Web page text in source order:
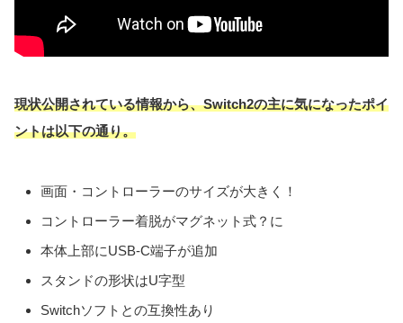
現状公開されている情報から、Switch2の主に気になったポイ
ントは以下の通り。
画面・コントローラーのサイズが大きく！
コントローラー着脱がマグネット式？に
本体上部にUSB-C端子が追加
スタンドの形状はU字型
Switchソフトとの互換性あり